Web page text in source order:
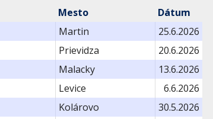
Mesto
Dátum
Martin
25.6.2026
Prievidza
20.6.2026
Malacky
13.6.2026
Levice
6.6.2026
Kolárovo
30.5.2026